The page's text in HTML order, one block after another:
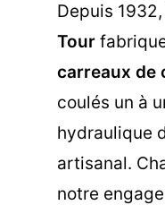
Depuis
Tour
carreaux de
coulés un à
hydraulique
artisanal.
notre